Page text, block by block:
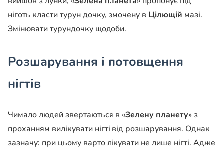
ніготь класти турун дочку, змочену в Цілющій мазі.
Змінювати турундочку щодоби.
Розшарування і потовщення
нігтів
Чимало людей звертаються в «Зелену планету» з
проханням вилікувати нігті від розшарування. Однак
зазначу: при цьому варто лікувати не лише нігті. Адже